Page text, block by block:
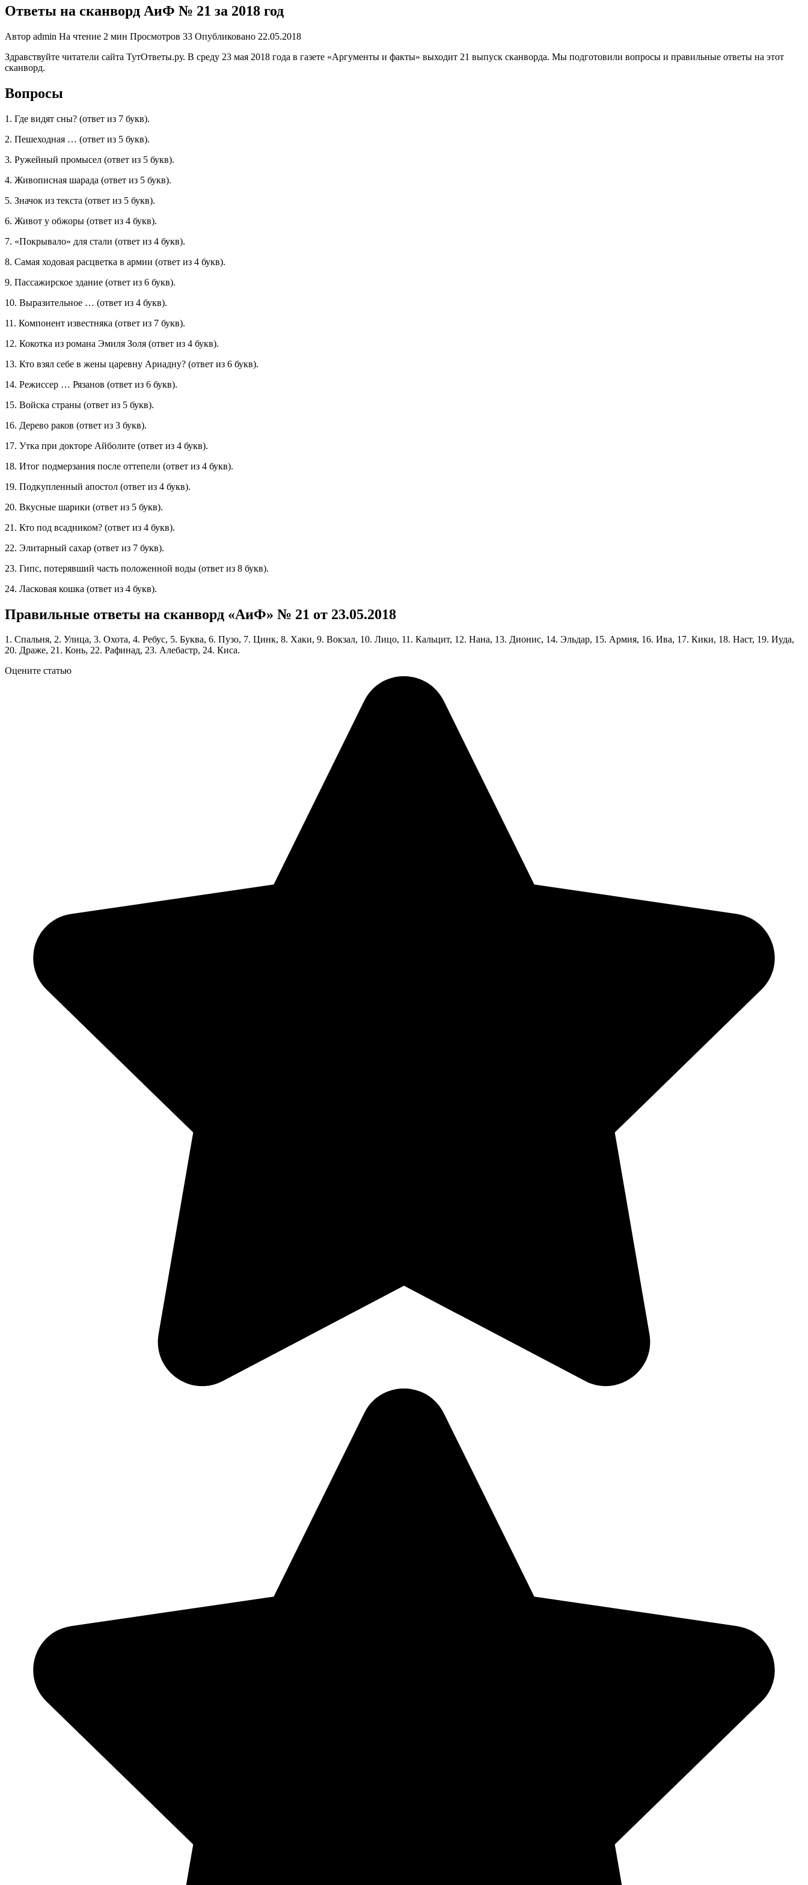
Ответы на сканворд АиФ № 21 за 2018 год
Автор admin На чтение 2 мин Просмотров 33 Опубликовано 22.05.2018
Здравствуйте читатели сайта ТутОтветы.ру. В среду 23 мая 2018 года в газете «Аргументы и факты» выходит 21 выпуск сканворда. Мы подготовили вопросы и правильные ответы на этот
сканворд.
Вопросы
1. Где видят сны? (ответ из 7 букв).
2. Пешеходная … (ответ из 5 букв).
3. Ружейный промысел (ответ из 5 букв).
4. Живописная шарада (ответ из 5 букв).
5. Значок из текста (ответ из 5 букв).
6. Живот у обжоры (ответ из 4 букв).
7. «Покрывало» для стали (ответ из 4 букв).
8. Самая ходовая расцветка в армии (ответ из 4 букв).
9. Пассажирское здание (ответ из 6 букв).
10. Выразительное … (ответ из 4 букв).
11. Компонент известняка (ответ из 7 букв).
12. Кокотка из романа Эмиля Золя (ответ из 4 букв).
13. Кто взял себе в жены царевну Ариадну? (ответ из 6 букв).
14. Режиссер … Рязанов (ответ из 6 букв).
15. Войска страны (ответ из 5 букв).
16. Дерево раков (ответ из 3 букв).
17. Утка при докторе Айболите (ответ из 4 букв).
18. Итог подмерзания после оттепели (ответ из 4 букв).
19. Подкупленный апостол (ответ из 4 букв).
20. Вкусные шарики (ответ из 5 букв).
21. Кто под всадником? (ответ из 4 букв).
22. Элитарный сахар (ответ из 7 букв).
23. Гипс, потерявший часть положенной воды (ответ из 8 букв).
24. Ласковая кошка (ответ из 4 букв).
Правильные ответы на сканворд «АиФ» № 21 от 23.05.2018
1. Спальня, 2. Улица, 3. Охота, 4. Ребус, 5. Буква, 6. Пузо, 7. Цинк, 8. Хаки, 9. Вокзал, 10. Лицо, 11. Кальцит, 12. Нана, 13. Дионис, 14. Эльдар, 15. Армия, 16. Ива, 17. Кики, 18. Наст, 19. Иуда,
20. Драже, 21. Конь, 22. Рафинад, 23. Алебастр, 24. Киса.
Оцените статью